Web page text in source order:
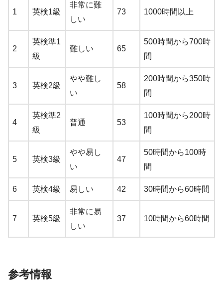
1 英検1級
非常に難
しい
73 1000時間以上
2
英検準1
級
難しい 65
500時間から700時
間
3 英検2級
やや難し
い
58
200時間から350時
間
4
英検準2
級
普通 53
100時間から200時
間
5 英検3級
やや易し
い
47
50時間から100時
間
6 英検4級 易しい 42 30時間から60時間
7 英検5級
非常に易
しい
37 10時間から60時間
参考情報